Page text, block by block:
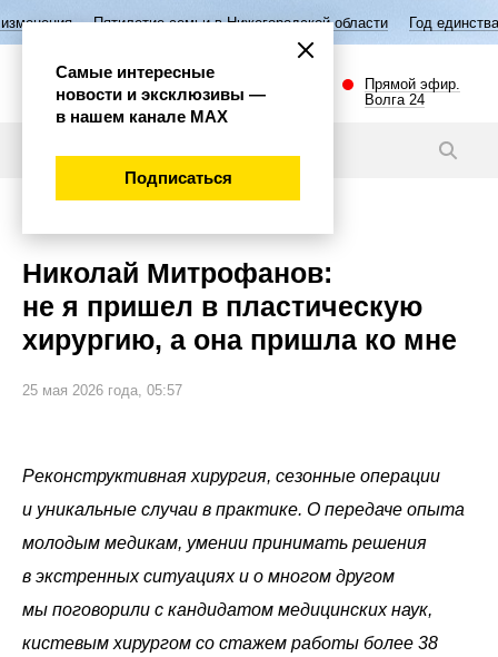
семьи в Нижегородской области Год единства народов
Прямой эфир.
Волга 24
Николай Митрофанов:
не я пришел в пластическую
хирургию, а она пришла ко мне
25 мая 2026 года, 05:57
Реконструктивная хирургия, сезонные операции
и уникальные случаи в практике. О передаче опыта
молодым медикам, умении принимать решения
в экстренных ситуациях и о многом другом
мы поговорили с кандидатом медицинских наук,
кистевым хирургом со стажем работы более 38
Самые интересные
новости и эксклюзивы —
в нашем канале МАХ
Подписаться